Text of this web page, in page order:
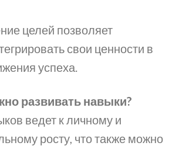
целей позволяет
свои ценности в
успеха.
развивать навыки?
ведет к личному и
росту, что также можно